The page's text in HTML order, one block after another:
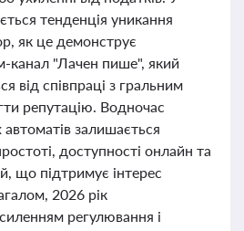
тенденція уникання
як це демонструє
канал "Лачен пише", який
від співпраці з гральним
репутацію. Водночас
автоматів залишається
доступності онлайн та
що підтримує інтерес
2026 рік
регулювання і